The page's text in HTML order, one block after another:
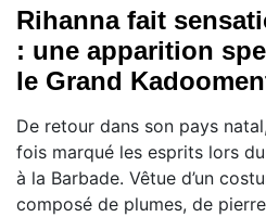
Rihanna fait
: une apparition
le Grand
De retour dans son pays
fois marqué les esprits lors
à la Barbade. Vêtue d’un
composé de plumes, de